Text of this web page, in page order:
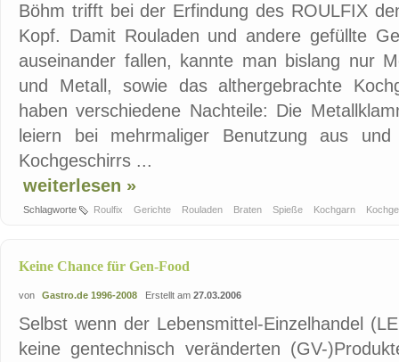
Böhm trifft bei der Erfindung des ROULFIX
Kopf. Damit Rouladen und andere gefüllte
auseinander fallen, kannte man bislang nur
und Metall, sowie das althergebrachte
haben verschiedene Nachteile: Die
leiern bei mehrmaliger Benutzung aus
Kochgeschirrs ...
weiterlesen »
Schlagworte Roulfix Gerichte Rouladen Braten Spieße Kochgarn
Keine Chance für Gen-Food
von Gastro.de 1996-2008 Erstellt am 27.03.2006
Selbst wenn der Lebensmittel-Einzelhandel
keine gentechnisch veränderten (GV-